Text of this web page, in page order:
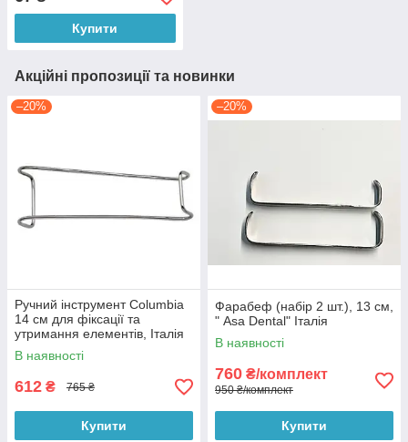
Купити
Акційні пропозиції та новинки
–20%
Ручний інструмент Columbia
14 см для фіксації та
утримання елементів, Італія
В наявності
612 ₴ 765 ₴
Купити
–20%
Фарабеф (набір 2 шт.), 13 см,
" Аsa Dental" Італія
В наявності
760 ₴/комплект
950 ₴/комплект
Купити